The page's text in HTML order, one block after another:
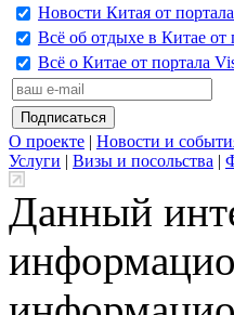
Новости Китая от
Всё об отдыхе в Китае от
Всё о Китае от портала
О проекте | Новости и
Услуги | Визы и посольства |
Данный